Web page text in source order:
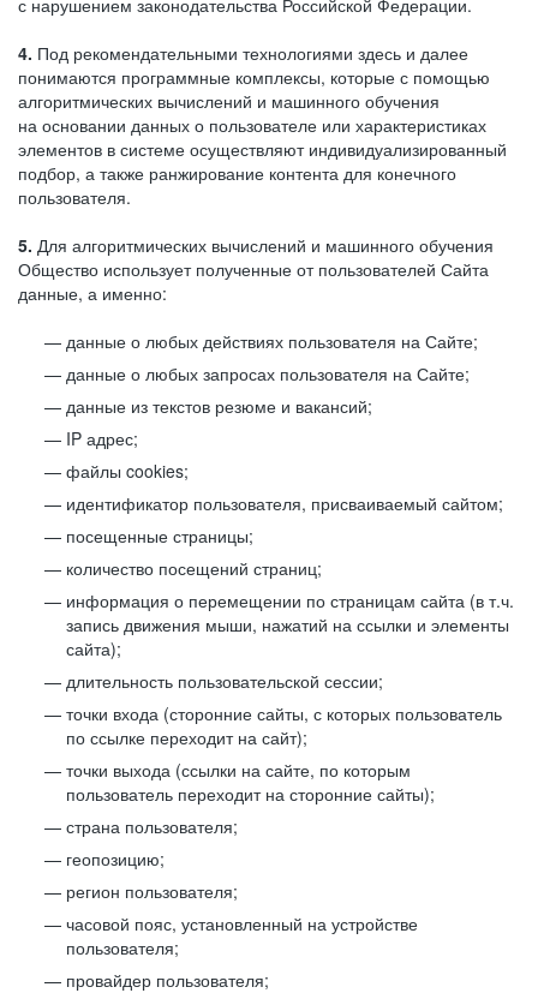
с нарушением законодательства Российской Федерации.
4. Под рекомендательными технологиями здесь и далее
понимаются программные комплексы, которые с помощью
алгоритмических вычислений и машинного обучения
на основании данных о пользователе или характеристиках
элементов в системе осуществляют индивидуализированный
подбор, а также ранжирование контента для конечного
пользователя.
5. Для алгоритмических вычислений и машинного обучения
Общество использует полученные от пользователей Сайта
данные, а именно:
данные о любых действиях пользователя на Сайте;
данные о любых запросах пользователя на Сайте;
данные из текстов резюме и вакансий;
IP адрес;
файлы cookies;
идентификатор пользователя, присваиваемый сайтом;
посещенные страницы;
количество посещений страниц;
информация о перемещении по страницам сайта (в т.ч.
запись движения мыши, нажатий на ссылки и элементы
сайта);
длительность пользовательской сессии;
точки входа (сторонние сайты, с которых пользователь
по ссылке переходит на сайт);
точки выхода (ссылки на сайте, по которым
пользователь переходит на сторонние сайты);
страна пользователя;
геопозицию;
регион пользователя;
часовой пояс, установленный на устройстве
пользователя;
провайдер пользователя;